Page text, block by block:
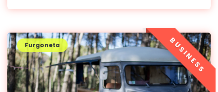
Furgoneta BUSINESS